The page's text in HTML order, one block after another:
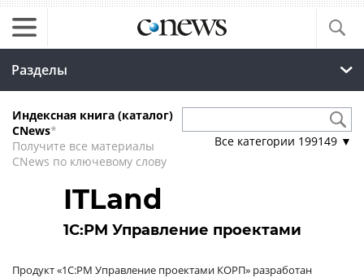
Разделы
Индексная книга (каталог)
CNews*
Получите все материалы
CNews по ключевому слову
Все категории 199149 ▼
ITLand
1С:PM Управление проектами
Продукт «1С:PM Управление проектами КОРП» разработан